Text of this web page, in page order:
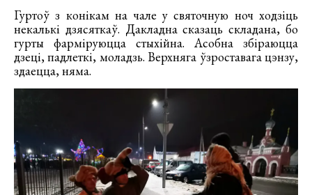
Гуртоў з конікам на чале у святочную ноч ходзіць
некалькі дзясяткаў. Дакладна сказаць складана, бо
гурты фарміруюцца стыхійна. Асобна збіраюцца
дзеці, падлеткі, моладзь. Верхняга ўзроставага цэнзу,
здаецца, няма.